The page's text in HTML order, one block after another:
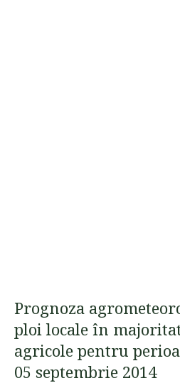
Prognoza
ploi locale în
agricole pentru
05 septembrie 2014